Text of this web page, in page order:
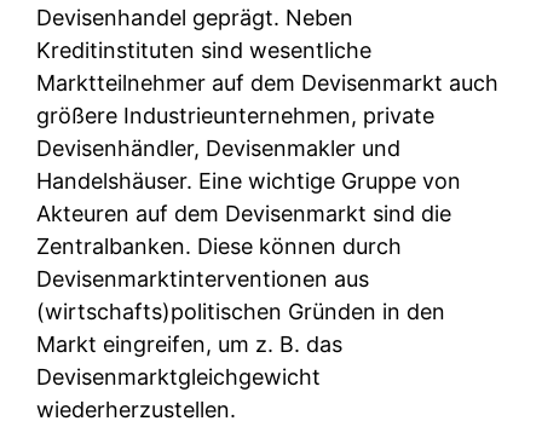
Devisenhandel geprägt. Neben
Kreditinstituten sind wesentliche
Marktteilnehmer auf dem Devisenmarkt auch
größere Industrieunternehmen, private
Devisenhändler, Devisenmakler und
Handelshäuser. Eine wichtige Gruppe von
Akteuren auf dem Devisenmarkt sind die
Zentralbanken. Diese können durch
Devisenmarktinterventionen aus
(wirtschafts)politischen Gründen in den
Markt eingreifen, um z. B. das
Devisenmarktgleichgewicht
wiederherzustellen.